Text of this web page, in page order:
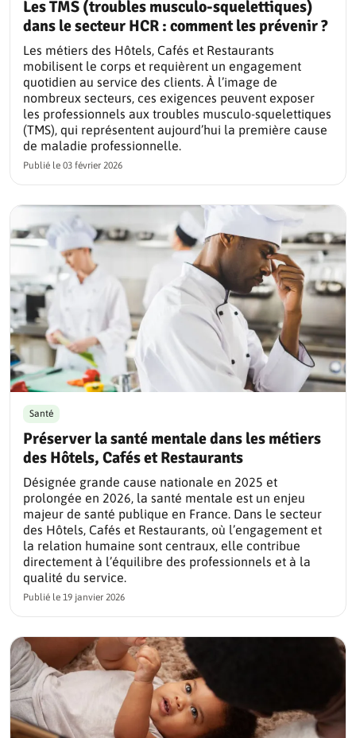
Les TMS (troubles musculo-squelettiques)
dans le secteur HCR : comment les prévenir ?
Les métiers des Hôtels, Cafés et Restaurants
mobilisent le corps et requièrent un engagement
quotidien au service des clients. À l’image de
nombreux secteurs, ces exigences peuvent exposer
les professionnels aux troubles musculo-squelettiques
(TMS), qui représentent aujourd’hui la première cause
de maladie professionnelle.
Publié le 03 février 2026
Préserver la santé mentale dans les métiers
des Hôtels, Cafés et Restaurants
Santé
Désignée grande cause nationale en 2025 et
prolongée en 2026, la santé mentale est un enjeu
majeur de santé publique en France. Dans le secteur
des Hôtels, Cafés et Restaurants, où l’engagement et
la relation humaine sont centraux, elle contribue
directement à l’équilibre des professionnels et à la
qualité du service.
Publié le 19 janvier 2026